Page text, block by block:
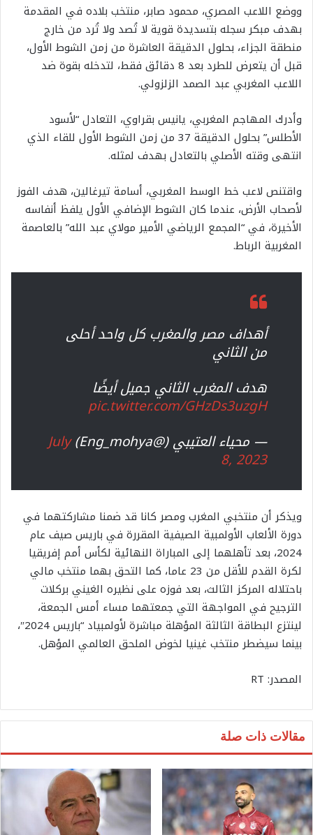
ووضع اللاعب المصري، محمود صابر، منتخب بلاده في المقدمة
بهدف مبكر سجله بتسديدة قوية لا تُصد ولا تُرد من خارج
منطقة الجزاء، بحلول الدقيقة العاشرة من زمن الشوط الأول،
قبل أن يتعرض للطرد بعد 8 دقائق فقط، لتدخله بقوة ضد
اللاعب المغربي عبد الصمد الزلزولي.
وأدرك المهاجم المغربي، يانيس بقراوي، التعادل “لأسود
الأطلس” بحلول الدقيقة 37 من زمن الشوط الأول للقاء الذي
انتهى وقته الأصلي بالتعادل بهدف لمثله.
واقتنص لاعب خط الوسط المغربي، أسامة تيرغالين، هدف الفوز
لأصحاب الأرض، عندما كان الشوط الإضافي الأول يلفظ أنفاسه
الأخيرة، في “المجمع الرياضي الأمير مولاي عبد الله” بالعاصمة
المغربية الرباط.
أهداف مصر والمغرب كل واحد أحلى
من الثاني
هدف المغرب الثاني جميل أيضًا
pic.twitter.com/GHzDs3uzgH
— محياء العتيبي (@Eng_mohya)
July
8, 2023
ويذكر أن منتخبي المغرب ومصر كانا قد ضمنا مشاركتهما في
دورة الألعاب الأولمبية الصيفية المقررة في باريس صيف عام
2024، بعد تأهلهما إلى المباراة النهائية لكأس أمم إفريقيا
لكرة القدم للأقل من 23 عاما، كما التحق بهما منتخب مالي
باحتلاله المركز الثالث، بعد فوزه على نظيره الغيني بركلات
الترجيح في المواجهة التي جمعتهما مساء أمس الجمعة،
لينتزع البطاقة الثالثة المؤهلة مباشرة لأولمبياد “باريس 2024″،
بينما سيضطر منتخب غينيا لخوض الملحق العالمي المؤهل.
المصدر: RT
مقالات ذات صلة